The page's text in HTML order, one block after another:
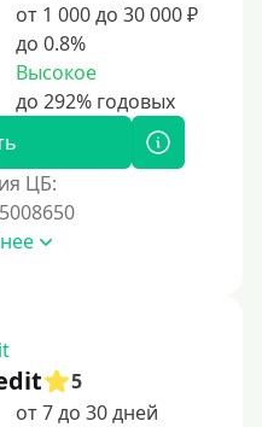
от 1 000 до 30 000 ₽
до 0.8%
Высокое
ЦБ:
5
от 7 до 30 дней